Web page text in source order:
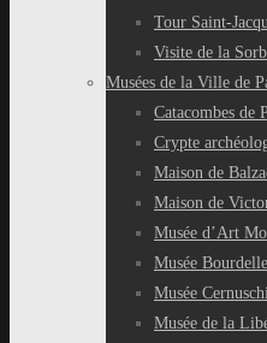
Tour Saint-
Visite de la
Musées de la Ville de
Catacombes de
Crypte
Maison de
Maison de
Musée d’Art
Musée Bourdelle
Musée
Musée de la